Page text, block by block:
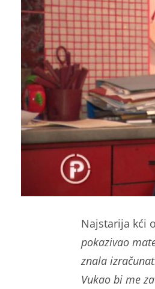
Najstarija kći
pokazivao
znala
Vukao bi me